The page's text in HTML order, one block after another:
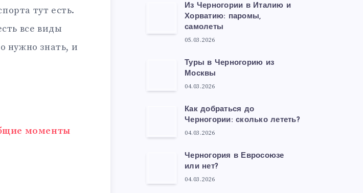
тут есть.
все виды
нужно знать, и
моменты
Из Черногории в Италию и
Хорватию: паромы,
самолеты
05.03.2026
Туры в Черногорию из
Москвы
04.03.2026
Как добраться до
Черногории: сколько лететь?
04.03.2026
Черногория в Евросоюзе
или нет?
04.03.2026